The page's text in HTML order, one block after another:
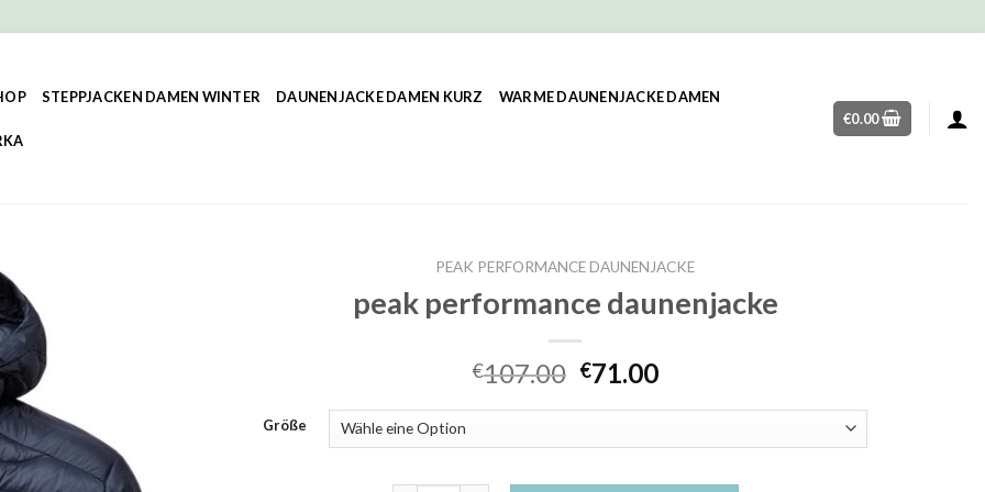
STEPPJACKEN DAMEN WINTER DAUNENJACKE DAMEN KURZ WARME DAUNENJACKE DAMEN
€0.00
PEAK PERFORMANCE DAUNENJACKE
peak performance daunenjacke
€107.00 €71.00
Größe